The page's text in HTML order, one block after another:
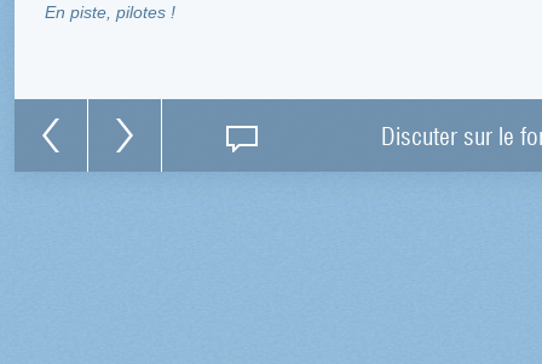
En piste, pilotes !
Discuter sur le